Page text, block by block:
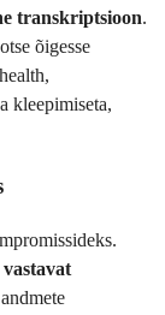
transkriptsioon.
õigesse
kleepimiseta,